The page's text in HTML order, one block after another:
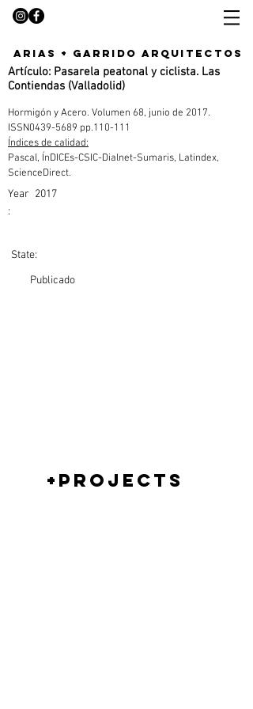
arias + garrido arquitectos
Artículo: Pasarela peatonal y ciclista. Las
Contiendas (Valladolid)
Hormigón y Acero. Volumen 68, junio de 2017.
ISSN0439-5689 pp.110-111
Índices de calidad:
Pascal, ÍnDICEs-CSIC-Dialnet-Sumaris, Latindex,
ScienceDirect.
Year
:
2017
State:
Publicado
+PROJECTS